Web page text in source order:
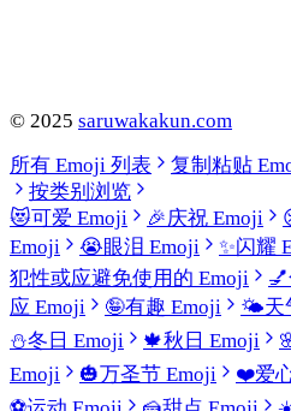
© 2025 saruwakakun.com
所有 Emoji 列表
复制粘贴
按类别浏览
😻可爱 Emoji 🎉庆祝 Emoji
Emoji
😭眼泪 Emoji ✨闪耀
犯性或应避免使用的 Emoji
💅
应 Emoji
🤪有趣 Emoji 🌤️天
⛄冬日 Emoji 🍁秋日 Emoji
Emoji
🎃万圣节 Emoji ❤️爱